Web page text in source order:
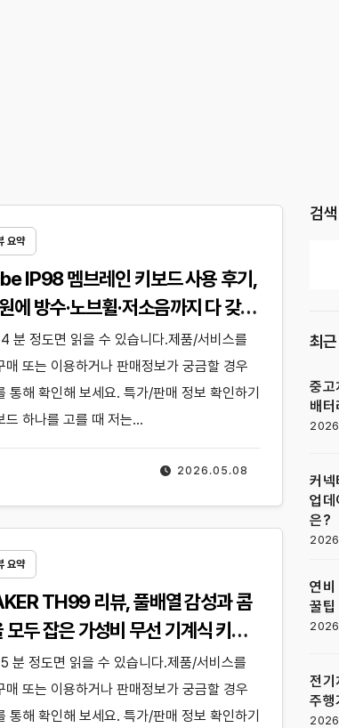
요약
IP98 멤브레인 키보드 사용 후기,
방수·노브휠·저소음까지 다 갖춘
보드
2026.05.08
분 정도면 읽을 수 있습니다.제품/서비스를
매 또는 이용하거나 판매정보가 궁금할 경우
통해 확인해 보세요. 특가/판매 정보 확인하기
드 하나를 고를 때 저는…
요약
TH99 리뷰, 풀배열 감성과 콤
모두 잡은 가성비 무선 기계식 키보
분 정도면 읽을 수 있습니다.제품/서비스를
매 또는 이용하거나 판매정보가 궁금할 경우
통해 확인해 보세요. 특가/판매 정보 확인하기
검색
최
중고
배터
커
업데
은?
연
꿀팁
전기
주행